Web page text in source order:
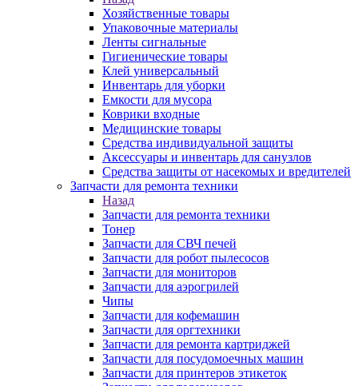
Хозяйственные товары
Упаковочные материалы
Ленты сигнальные
Гигиенические товары
Клей универсальный
Инвентарь для уборки
Емкости для мусора
Коврики входные
Медицинские товары
Средства индивидуальной защиты
Аксессуары и инвентарь для санузлов
Средства защиты от насекомых и вредителей
Запчасти для ремонта техники
Назад
Запчасти для ремонта техники
Тонер
Запчасти для СВЧ печей
Запчасти для робот пылесосов
Запчасти для мониторов
Запчасти для аэрогрилей
Чипы
Запчасти для кофемашин
Запчасти для оргтехники
Запчасти для ремонта картриджей
Запчасти для посудомоечных машин
Запчасти для принтеров этикеток